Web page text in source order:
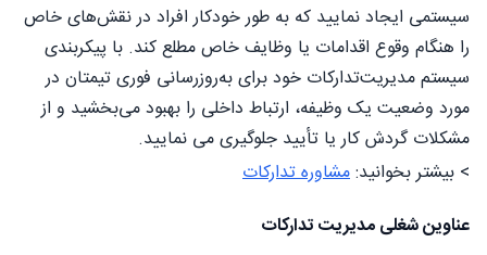
سیستمی ایجاد نمایید که به طور خودکار افراد در نقش‌های خاص
را هنگام وقوع اقدامات یا وظایف خاص مطلع کند. با پیکربندی
سیستم مدیریت‌تدارکات خود برای به‌روزرسانی فوری تیمتان در
مورد وضعیت یک وظیفه، ارتباط داخلی را بهبود می‌بخشید و از
مشکلات گردش کار یا تأیید جلوگیری می نمایید.
> بیشتر بخوانید:مشاوره تدارکات
عناوین شغلی مدیریت تدارکات